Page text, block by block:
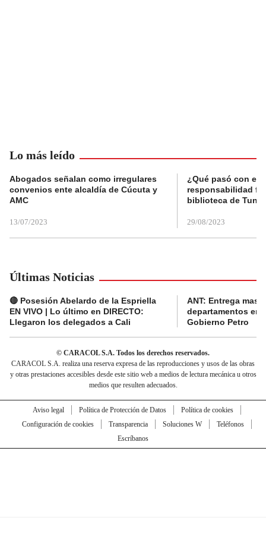
Lo más leído
Abogados señalan como irregulares
convenios ente alcaldía de Cúcuta y
AMC
13/07/2023
¿Qué pasó con el
responsabilidad
biblioteca de
29/08/2023
Últimas Noticias
🔴 Posesión Abelardo de la Espriella
EN VIVO | Lo último en DIRECTO:
Llegaron los delegados a Cali
ANT: Entrega
departamentos en
Gobierno Petro
© CARACOL S.A. Todos los derechos reservados.
CARACOL S.A. realiza una reserva expresa de las reproducciones y usos de las obras
y otras prestaciones accesibles desde este sitio web a medios de lectura mecánica u otros
medios que resulten adecuados.
Aviso legal Política de Protección de Datos
Política de cookies
Configuración de cookies
Transparencia Soluciones W
Teléfonos
Escríbanos